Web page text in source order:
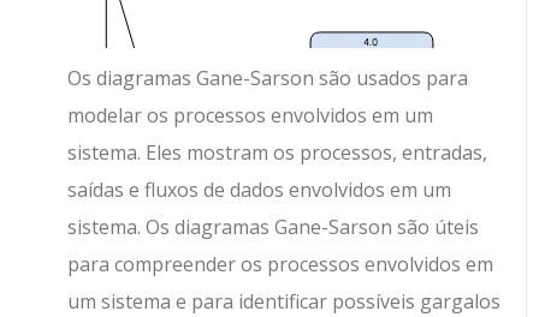
Os diagramas Gane-Sarson são usados para
modelar os processos envolvidos em um
sistema. Eles mostram os processos, entradas,
saídas e fluxos de dados envolvidos em um
sistema. Os diagramas Gane-Sarson são úteis
para compreender os processos envolvidos em
um sistema e para identificar possíveis gargalos